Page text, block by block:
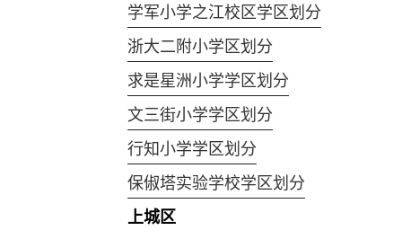
学军小学之江校区学区划分
浙大二附小学区划分
求是星洲小学学区划分
文三街小学学区划分
行知小学学区划分
保俶塔实验学校学区划分
上城区